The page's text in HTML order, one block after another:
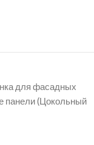
для фасадных
панели (Цокольный